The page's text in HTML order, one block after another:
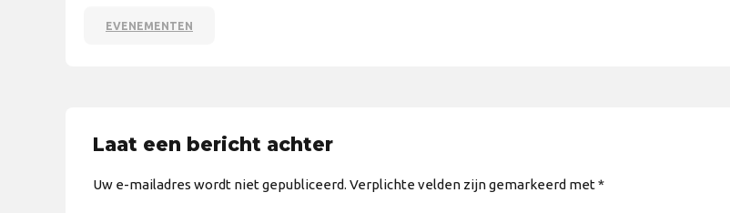
EVENEMENTEN
Laat een bericht achter
Uw e-mailadres wordt niet gepubliceerd. Verplichte velden zijn gemarkeerd met *